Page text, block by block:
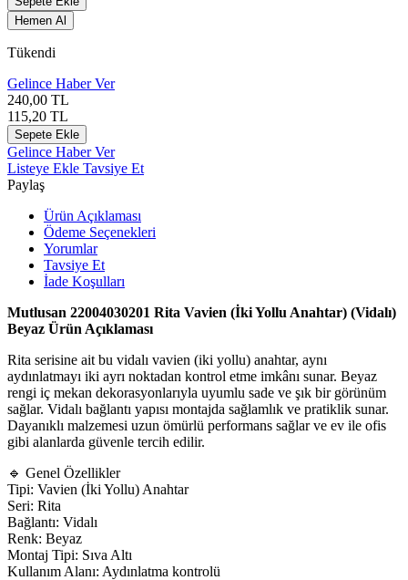
Hemen Al
Tükendi
Gelince Haber Ver
240,00 TL
115,20 TL
Sepete Ekle
Gelince Haber Ver
Listeye Ekle Tavsiye Et
Paylaş
Ürün Açıklaması
Ödeme Seçenekleri
Yorumlar
Tavsiye Et
İade Koşulları
Mutlusan 22004030201 Rita Vavien (İki Yollu Anahtar) (Vidalı)
Beyaz Ürün Açıklaması
Rita serisine ait bu vidalı vavien (iki yollu) anahtar, aynı
aydınlatmayı iki ayrı noktadan kontrol etme imkânı sunar. Beyaz
rengi iç mekan dekorasyonlarıyla uyumlu sade ve şık bir görünüm
sağlar. Vidalı bağlantı yapısı montajda sağlamlık ve pratiklik sunar.
Dayanıklı malzemesi uzun ömürlü performans sağlar ve ev ile ofis
gibi alanlarda güvenle tercih edilir.
🔹 Genel Özellikler
Tipi: Vavien (İki Yollu) Anahtar
Seri: Rita
Bağlantı: Vidalı
Renk: Beyaz
Montaj Tipi: Sıva Altı
Kullanım Alanı: Aydınlatma kontrolü